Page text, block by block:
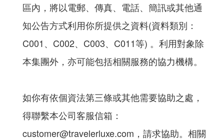
區內，將以電郵、傳真、電話、簡訊或其他通
知公告方式利用你所提供之資料(資料類別：
C001、C002、C003、C011等) 。利用對象除
本集團外，亦可能包括相關服務的協力機構。
如你有依個資法第三條或其他需要協助之處，
得聯繫本公司客服信箱：
customer@travelerluxe.com，請求協助。相關